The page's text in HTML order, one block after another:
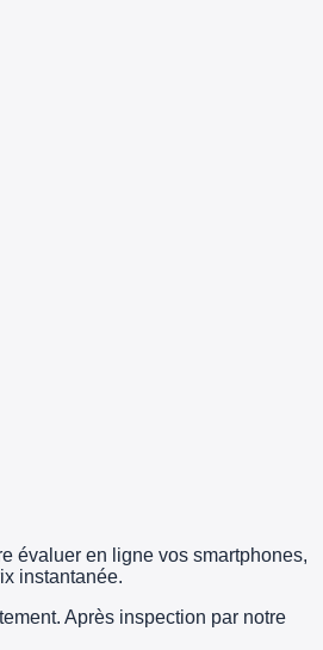
évaluer en ligne vos smartphones,
instantanée.
Après inspection par notre